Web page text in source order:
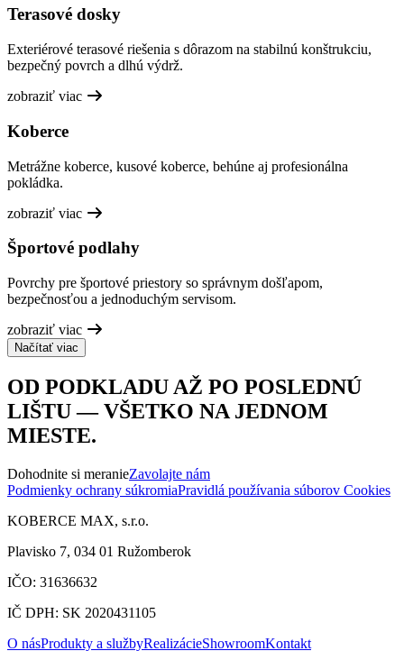
Terasové dosky
Exteriérové terasové riešenia s dôrazom na stabilnú konštrukciu,
bezpečný povrch a dlhú výdrž.
zobraziť viac
Koberce
Metrážne koberce, kusové koberce, behúne aj profesionálna
pokládka.
zobraziť viac
Športové podlahy
Povrchy pre športové priestory so správnym došľapom,
bezpečnosťou a jednoduchým servisom.
zobraziť viac
Načítať viac
OD PODKLADU AŽ PO POSLEDNÚ
LIŠTU — VŠETKO NA JEDNOM
MIESTE.
Dohodnite si meranieZavolajte nám
Podmienky ochrany súkromiaPravidlá používania súborov Cookies
KOBERCE MAX, s.r.o.
Plavisko 7, 034 01 Ružomberok
IČO: 31636632
IČ DPH: SK 2020431105
O násProdukty a službyRealizácieShowroomKontakt